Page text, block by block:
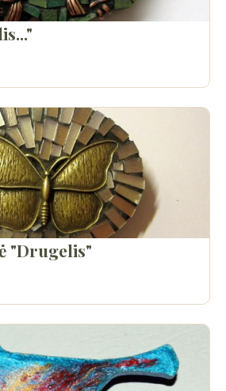
"Drugelis"